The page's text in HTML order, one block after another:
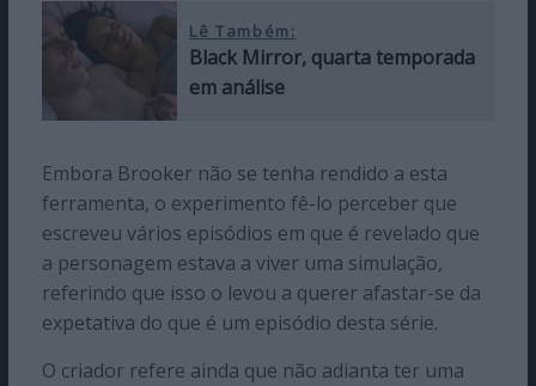
Lê Também:
Black Mirror, quarta temporada
em análise
Embora Brooker não se tenha rendido a esta
ferramenta, o experimento fê-lo perceber que
escreveu vários episódios em que é revelado que
a personagem estava a viver uma simulação,
referindo que isso o levou a querer afastar-se da
expetativa do que é um episódio desta série.
O criador refere ainda que não adianta ter uma